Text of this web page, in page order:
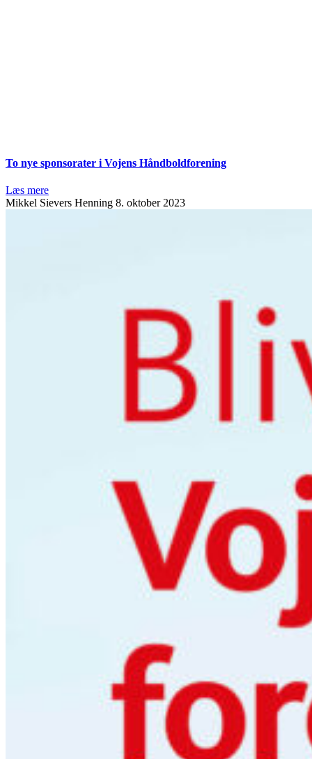
To nye sponsorater i Vojens Håndboldforening
Læs mere
Mikkel Sievers Henning 8. oktober 2023